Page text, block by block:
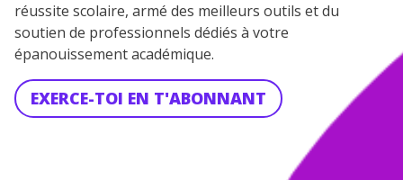
réussite scolaire, armé des meilleurs outils et du
soutien de professionnels dédiés à votre
épanouissement académique.
EXERCE-TOI EN T'ABONNANT